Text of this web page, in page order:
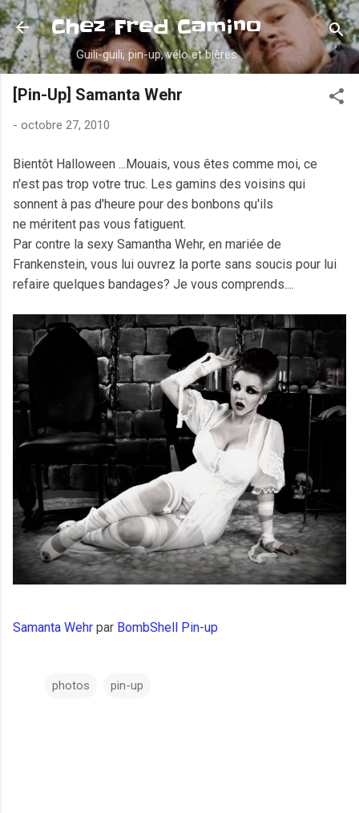
Accéder au contenu principal
Chez Fred Camino
Guili-guili, pin-up, vélo et bières
[Pin-Up] Samanta Wehr
- octobre 27, 2010
Bientôt Halloween ...Mouais, vous êtes comme moi, ce
n'est pas trop votre truc. Les gamins des voisins qui
sonnent à pas d'heure pour des bonbons qu'ils
ne méritent pas vous fatiguent.
Par contre la sexy Samantha Wehr, en mariée de
Frankenstein, vous lui ouvrez la porte sans soucis pour lui
refaire quelques bandages? Je vous comprends....
Samanta Wehr par BombShell Pin-up
photos pin-up